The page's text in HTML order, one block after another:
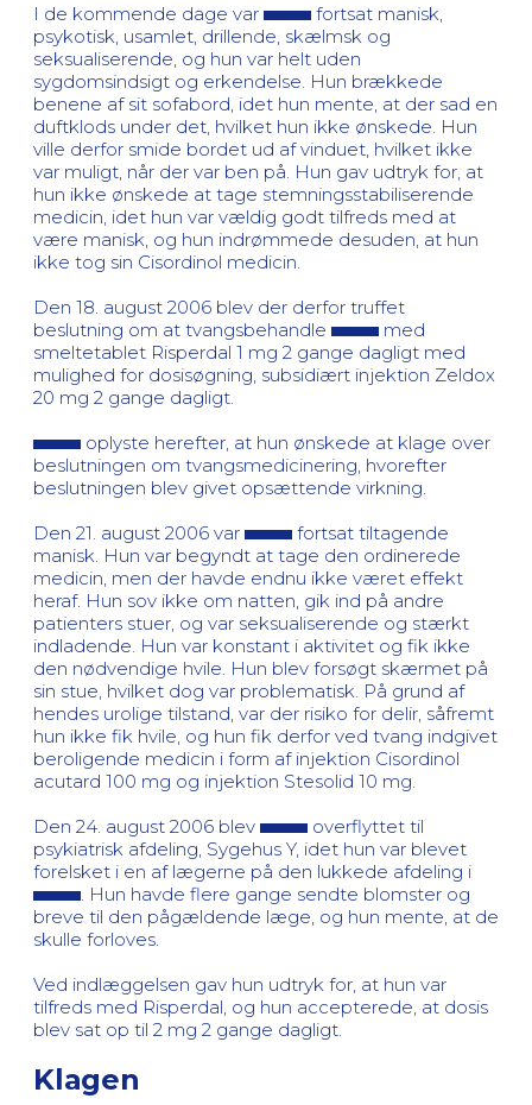
I de kommende dage var
fortsat manisk,
psykotisk, usamlet, drillende, skælmsk og
seksualiserende, og hun var helt uden
sygdomsindsigt og erkendelse. Hun brækkede
benene af sit sofabord, idet hun mente, at der sad en
duftklods under det, hvilket hun ikke ønskede. Hun
ville derfor smide bordet ud af vinduet, hvilket ikke
var muligt, når der var ben på. Hun gav udtryk for, at
hun ikke ønskede at tage stemningsstabiliserende
medicin, idet hun var vældig godt tilfreds med at
være manisk, og hun indrømmede desuden, at hun
ikke tog sin Cisordinol medicin.
Den 18. august 2006 blev der derfor truffet
beslutning om at tvangsbehandle
med
smeltetablet Risperdal 1 mg 2 gange dagligt med
mulighed for dosisøgning, subsidiært injektion Zeldox
20 mg 2 gange dagligt.
oplyste herefter, at hun ønskede at klage over
beslutningen om tvangsmedicinering, hvorefter
beslutningen blev givet opsættende virkning.
Den 21. august 2006 var
fortsat tiltagende
manisk. Hun var begyndt at tage den ordinerede
medicin, men der havde endnu ikke været effekt
heraf. Hun sov ikke om natten, gik ind på andre
patienters stuer, og var seksualiserende og stærkt
indladende. Hun var konstant i aktivitet og fik ikke
den nødvendige hvile. Hun blev forsøgt skærmet på
sin stue, hvilket dog var problematisk. På grund af
hendes urolige tilstand, var der risiko for delir, såfremt
hun ikke fik hvile, og hun fik derfor ved tvang indgivet
beroligende medicin i form af injektion Cisordinol
acutard 100 mg og injektion Stesolid 10 mg.
Den 24. august 2006 blev
overflyttet til
psykiatrisk afdeling, Sygehus Y, idet hun var blevet
forelsket i en af lægerne på den lukkede afdeling i
. Hun havde flere gange sendte blomster og
breve til den pågældende læge, og hun mente, at de
skulle forloves.
Ved indlæggelsen gav hun udtryk for, at hun var
tilfreds med Risperdal, og hun accepterede, at dosis
blev sat op til 2 mg 2 gange dagligt.
Klagen